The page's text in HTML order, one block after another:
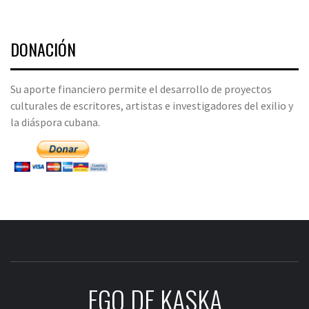
DONACIÓN
Su aporte financiero permite el desarrollo de proyectos
culturales de escritores, artistas e investigadores del exilio y
la diáspora cubana.
EGO DE KASKA